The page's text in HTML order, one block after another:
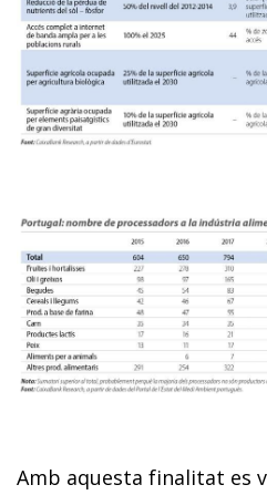
Amb aquesta finalitat es